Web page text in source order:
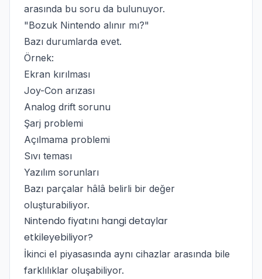
arasında bu soru da bulunuyor.
"Bozuk Nintendo alınır mı?"
Bazı durumlarda evet.
Örnek:
Ekran kırılması
Joy-Con arızası
Analog drift sorunu
Şarj problemi
Açılmama problemi
Sıvı teması
Yazılım sorunları
Bazı parçalar hâlâ belirli bir değer
oluşturabiliyor.
Nintendo fiyatını hangi detaylar
etkileyebiliyor?
İkinci el piyasasında aynı cihazlar arasında bile
farklılıklar oluşabiliyor.